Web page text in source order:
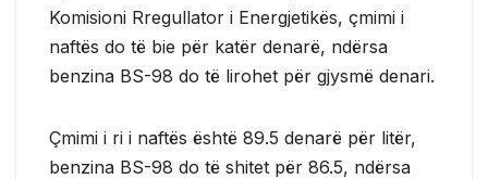
Komisioni Rregullator i Energjetikës, çmimi i
naftës do të bie për katër denarë, ndërsa
benzina BS-98 do të lirohet për gjysmë denari.
Çmimi i ri i naftës është 89.5 denarë për litër,
benzina BS-98 do të shitet për 86.5, ndërsa